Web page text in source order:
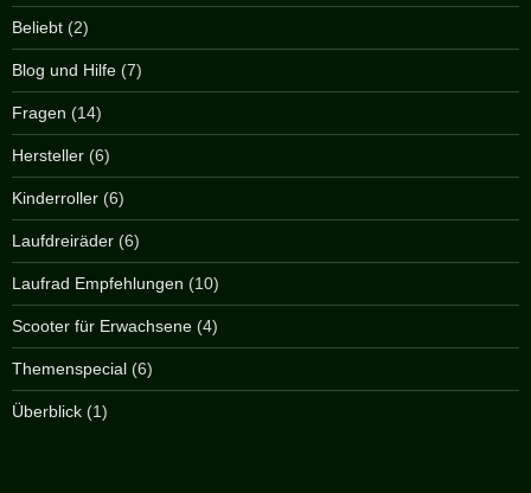
Beliebt (2)
Blog und Hilfe (7)
Fragen (14)
Hersteller (6)
Kinderroller (6)
Laufdreiräder (6)
Laufrad Empfehlungen (10)
Scooter für Erwachsene (4)
Themenspecial (6)
Überblick (1)